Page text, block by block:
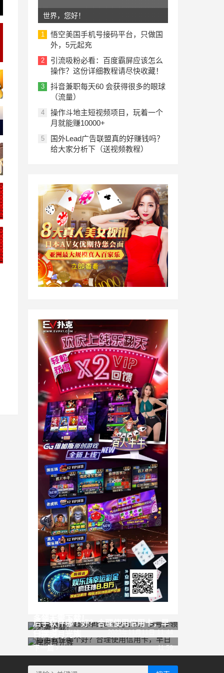
世界，您好！
1
悟空美国手机号接码平台，只做国
外，5元起充
2
引流吸粉必看：百度霸屏应该怎么
操作？这份详细教程请尽快收藏！
3
抖音兼职每天60 会获得很多的眼球
（流量）
4
操作斗地主短视频项目，玩着一个
月就能赚10000+
5
国外Lead广告联盟真的好赚钱吗？
给大家分析下（送视频教程）
上一篇 2023年11月11日 11:44
下一篇
后手软件哪个好？合理使用信用卡，早
11:59